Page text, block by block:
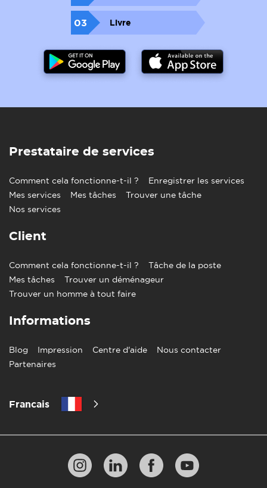
03 Livre
Prestataire de services
Comment cela fonctionne-t-il ?
Enregistrer les services
Mes services
Mes tâches
Trouver une tâche
Nos services
Client
Comment cela fonctionne-t-il ?
Tâche de la poste
Mes tâches
Trouver un déménageur
Trouver un homme à tout faire
Informations
Blog Impression Centre d'aide
Nous contacter
Partenaires
Francais